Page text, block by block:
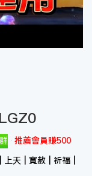
推薦會員賺500
天 | 寬赦 | 祈福 |